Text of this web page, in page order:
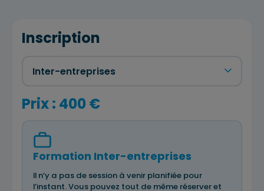
Inscription
Prix : 400 €
Formation Inter-entreprises
Il n’y a pas de session à venir planifiée pour
l’instant. Vous pouvez tout de même réserver et